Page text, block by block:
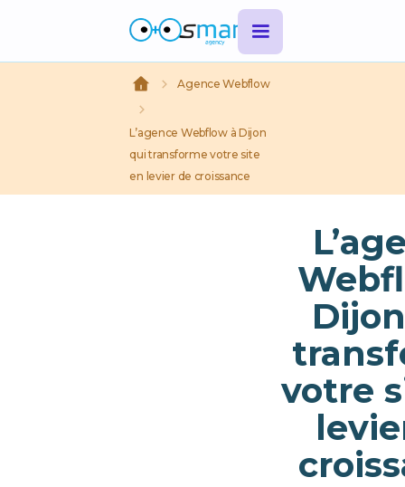
Agence Webflow
L’agence Webflow à Dijon
qui transforme votre site
en levier de croissance
votre